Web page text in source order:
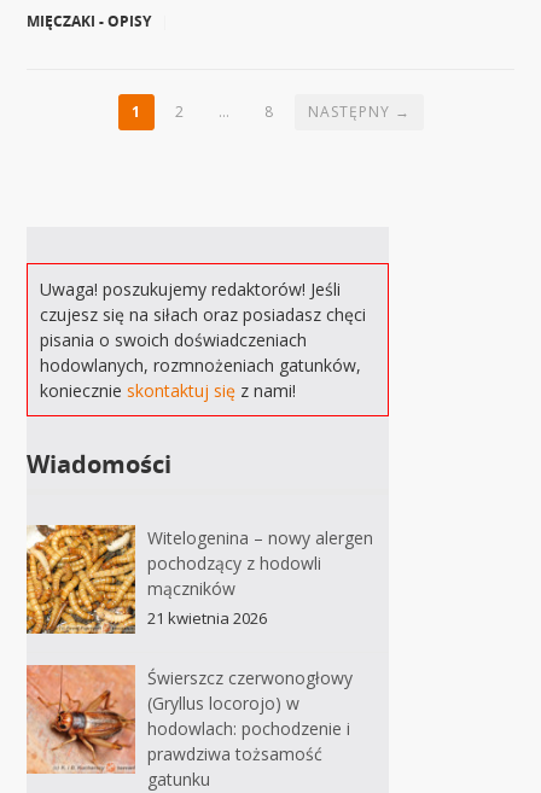
MIĘCZAKI - OPISY
1 2 … 8 NASTĘPNY →
Uwaga! poszukujemy redaktorów! Jeśli
czujesz się na siłach oraz posiadasz chęci
pisania o swoich doświadczeniach
hodowlanych, rozmnożeniach gatunków,
koniecznieskontaktuj się z nami!
Wiadomości
Witelogenina – nowy alergen
pochodzący z hodowli
mączników
21 kwietnia 2026
Świerszcz czerwonogłowy
(Gryllus locorojo) w
hodowlach: pochodzenie i
prawdziwa tożsamość
gatunku